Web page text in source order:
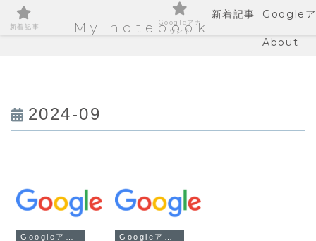
My notebook
新着記事 Google
About
2024-09
新着記事
Googleアカ
ウント